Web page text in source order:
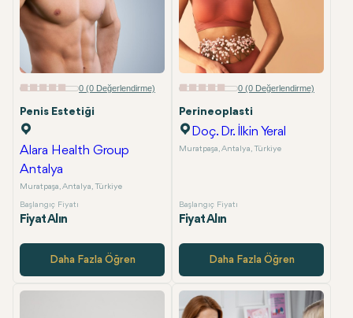
0 (0 Değerlendirme)
Penis Estetiği
Alara Health Group
Antalya
Muratpaşa, Antalya, Türkiye
Başlangıç Fiyatı
Fiyat Alın
Daha Fazla Öğren
0 (0 Değerlendirme)
Perineoplasti
Doç. Dr. İlkin Yeral
Muratpaşa, Antalya, Türkiye
Başlangıç Fiyatı
Fiyat Alın
Daha Fazla Öğren